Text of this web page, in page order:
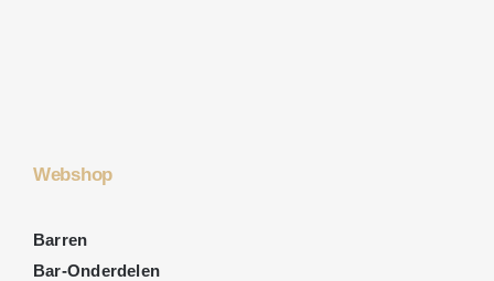
Webshop
Barren
Bar-Onderdelen